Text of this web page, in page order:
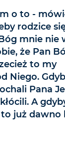
o to -
rodzice
mnie nie
że Pan
to my
Niego.
Pana
A
już dawno